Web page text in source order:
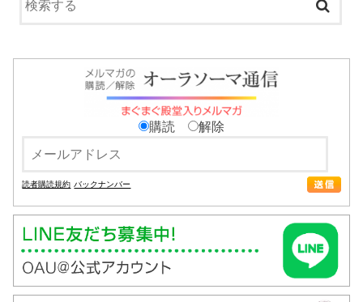
購読 解除
読者購読規約 バックナンバー